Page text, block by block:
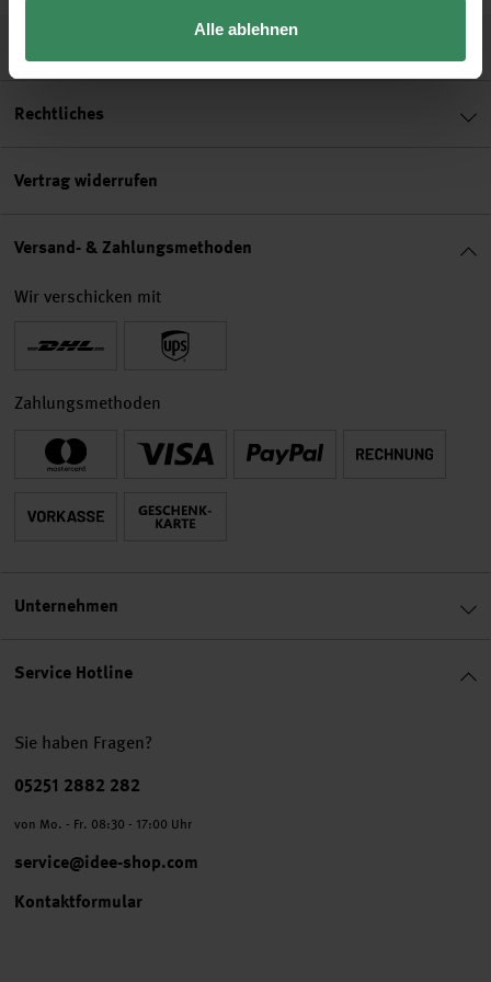
Alle ablehnen
Service Hotline
Sie haben Fragen?
Telefonnummer
05251 2882 282
von Mo. - Fr. 08:30 - 17:00 Uhr
service@idee-shop.com
Kontaktformular
Rechtliches
Vertrag widerrufen
Versand- & Zahlungsmethoden
Wir verschicken mit
Zahlungsmethoden
Unternehmen